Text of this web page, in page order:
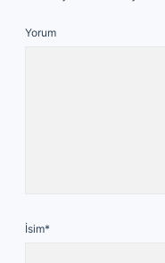
Yorum
İsim*